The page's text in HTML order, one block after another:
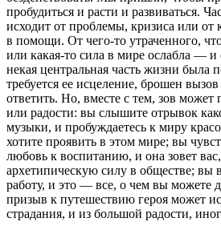
пробудиться и расти и развиваться.
исходит от проблемы, кризиса или от
в помощи. От чего-то утраченного,
или какая-то сила в мире ослабла —
некая центральная часть жизни была
требуется ее исцеление, брошен
ответить. Но, вместе с тем, зов
или радости: вы слышите отрывок
музыки, и пробуждаетесь к миру
хотите проявить в этом мире; вы
любовь к воспитанию, и она зовет
архетипическую силу в обществе; вы
работу, и это — все, о чем вы можете
призыв к путешествию героя может
страдания, и из большой радости,